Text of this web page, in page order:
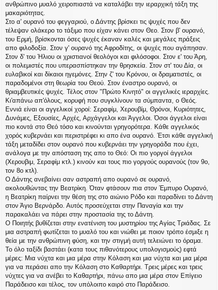
ανθρώπινο μυαλό χειροπιαστά να καταλάβει την ιεραρχική τάξη της
μακαριότητας.
Στο α' ουρανό του φεγγαριού, ο Δάντης βρίσκει τις ψυχές που δεν
τέλεψαν ολάκερο το τάξιμο που είχαν κάνει στον Θεο. Στον β' ουρανό,
του Ερμή, βρίσκονται όσες ψυχές έκαναν καλές και μεγάλες πράξεις
απο φιλοδοξία. Στον γ' ουρανό της Αφροδίτης, οι ψυχές που αγάπησαν.
Στον δ' του Ήλιου οι χριστιανοί θεολόγοι και φιλόσοφοι. Στον ε' του Άρη,
οι πολεμιστές που υπερασπίστηκαν την θρησκεία. Στον στ' του Δία, οι
ευλαβικοί και δίκαιοι ηγεμόνες. Στην ζ' του Κρόνου, οι δραματιστές, οι
παραδομένοι στη θεωρία του Θεού. Στον έναστρο ουρανό, οι
θριαμβευτικές ψυχές. Τέλος στον "Πρώτο Κινητό" οι αγγελικές ιεραρχίες.
Κι'απάνω απ'όλους, κορυφή που συγκλίνουν τα σύμπαντα, ο Θεός.
Εννιά είναι οι αγγελικοί χοροί: Σεραφίμ, Χερουβίμ, Θρόνοι, Κυριότητες,
Δυνάμες, Εξουσίες, Αρχές, Αρχάγγελοι και Άγγελοι. Όσοι άγγελοι είναι
πιο κοντά στο Θεό τόσο και κινούνται γρηγορότερα. Κάθε αγγελικός
χορός κυβερνάει και περιστρέφει κι απο ένα ουρανό. Έτσι κάθε αγγελική
τάξη μεταδίδει στον ουρανό που κυβερνάει την γρηγοράδα που έχει,
ανάλογα με την απόσταση της απο το Θεό: Οι πιο γοργοί άγγελοι
(Χερουβιμ, Σεραφίμ κτλ.) κινούν και τους πιο γοργούς ουρανούς (τον 9ο,
τον 8ο κτλ).
Ο Δάντης ανεβαίνει σαν αστραπή απο ουρανό σε ουρανό,
ακολουθώντας την Βεατρίκη. Όταν φτάσουν πια στον Έμπυρο Ουρανό,
η Βεατρίκη παίρνει την θέση της στο αιώνιο Ρόδο και παραδίνει το Δάντη
στον Άγιο Βερνάρδο. Αυτός προσεύχεται στην Παναγία και την
παρακαλάει να πάρει στην προστασία της το Δάντη.
Ο Ποιητής βυθίζεται στην ενατένιση του μυστηρίου της Αγίας Τριάδας. Σε
μια αστραπή φωτίζεται το μυαλό του και νιώθει με ποιον τρόπο έσμιξε η
θεία με την ανθρώπινη φύση, και την στιγμή αυτή τελειώνει το όραμα.
Το όλο ταξίδι βαστάει (κατα τους πιθανότερους υπολογισμούς) εφτά
μέρες: Μια νύχτα και μια μέρα στην Κόλαση και μια νύχτα και μια μέρα
για να περάσει απο την Κόλαση στο Καθαρτήρι. Τρεις μέρες και τρεις
νύχτες για να ανέβει το Καθαρτήρι, πάνω απο μια μέρα στον Επίγειο
Παράδεισο και τέλος, τον υπόλοιπο καιρό στο Παράδεισο.